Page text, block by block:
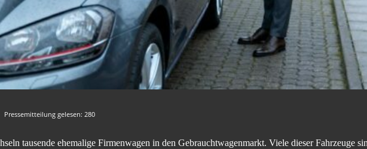
Pressemitteilung gelesen: 280
tausende ehemalige Firmenwagen in den Gebrauchtwagenmarkt. Viele dieser Fahrzeuge